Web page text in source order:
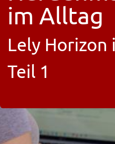
im Alltag
Lely Horizon
Teil 1